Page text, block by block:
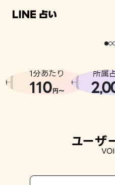
相談事例
。
1分あたり
110円〜
所属
2,
ユーザ